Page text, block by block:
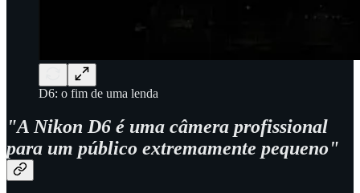
D6: o fim de uma lenda
"A Nikon D6 é uma câmera profissional
para um público extremamente pequeno"